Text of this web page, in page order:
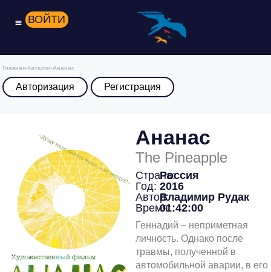
ВОЙТИ
Главная-Каталог-Ананас
Авторизация Регистрация
Ананас
The Pineapple
Страна:Россия
Год: 2016
Автор:Владимир Рудак
Время:01:42:00
Геннадий – неприметная
личность. Однако после
травмы, полученной в
автомобильной аварии, в его